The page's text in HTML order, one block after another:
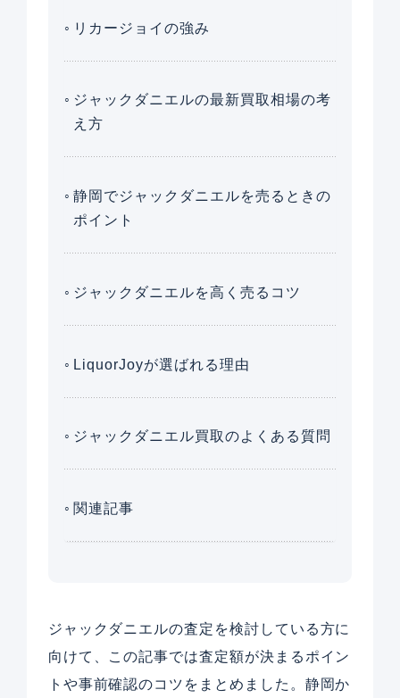
リカージョイの強み
ジャックダニエルの最新買取相場の考
え方
静岡でジャックダニエルを売るときの
ポイント
ジャックダニエルを高く売るコツ
LiquorJoyが選ばれる理由
ジャックダニエル買取のよくある質問
関連記事
ジャックダニエルの査定を検討している方に
向けて、この記事では査定額が決まるポイン
トや事前確認のコツをまとめました。静岡か